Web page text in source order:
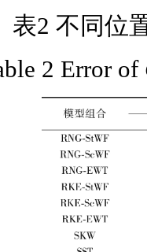
表2 不同位
2 Error of